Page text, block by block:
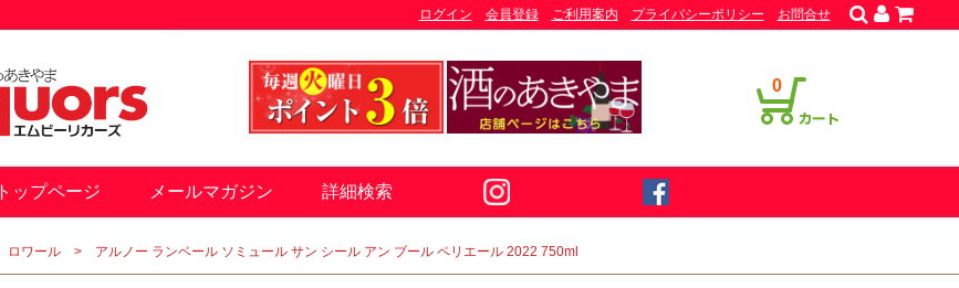
0
ログイン 会員登録 ご利用案内 プライバシーポリシー お問合せ
トップページ メールマガジン 詳細検索
ロワール アルノー ランベール ソミュール サン シール アン ブール ペリエール 2022 750ml